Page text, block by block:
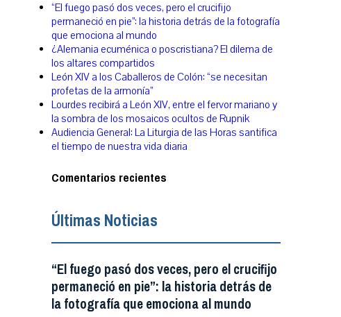
“El fuego pasó dos veces, pero el crucifijo
permaneció en pie”: la historia detrás de la fotografía
que emociona al mundo
¿Alemania ecuménica o poscristiana? El dilema de
los altares compartidos
León XIV a los Caballeros de Colón: “se necesitan
profetas de la armonía”
Lourdes recibirá a León XIV, entre el fervor mariano y
la sombra de los mosaicos ocultos de Rupnik
Audiencia General: La Liturgia de las Horas santifica
el tiempo de nuestra vida diaria
Comentarios recientes
Últimas Noticias
“El fuego pasó dos veces, pero el crucifijo
permaneció en pie”: la historia detrás de
la fotografía que emociona al mundo